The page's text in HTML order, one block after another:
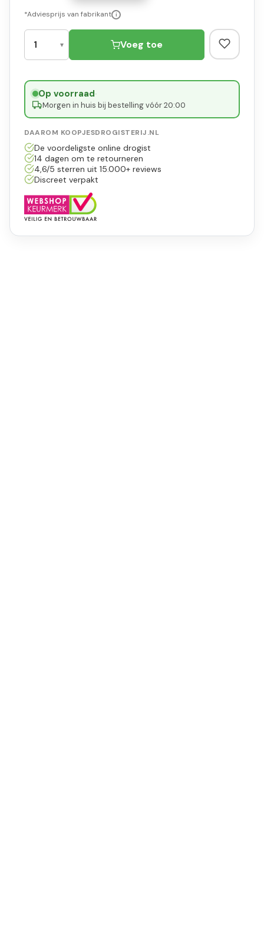
*Adviesprijs van fabrikant i
Voeg toe
Op voorraad·
Morgen in huis bij bestelling vóór 20:00
DAAROM KOOPJESDROGISTERIJ.NL
De voordeligste online drogist
14 dagen om te retourneren
4,6/5 sterren uit 15.000+ reviews
Discreet verpakt